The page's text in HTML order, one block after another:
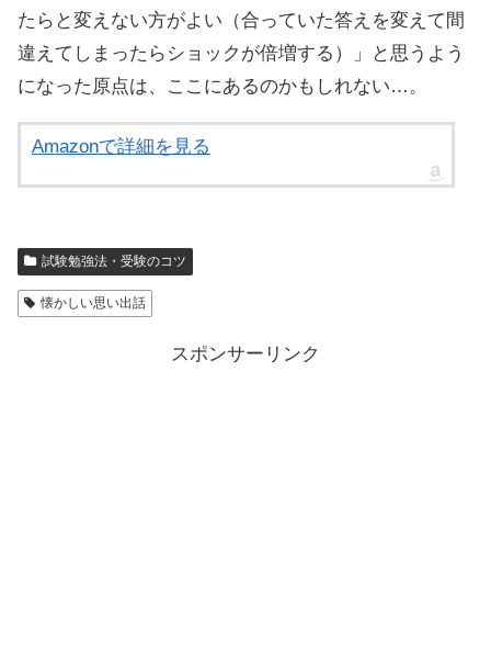
たらと変えない方がよい（合っていた答えを変えて間
違えてしまったらショックが倍増する）」と思うよう
になった原点は、ここにあるのかもしれない…。
Amazonで詳細を見る
試験勉強法・受験のコツ
懐かしい思い出話
スポンサーリンク